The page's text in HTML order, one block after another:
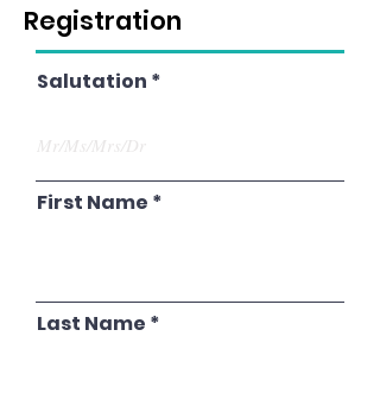
Registration
Salutation
First Name
Last Name